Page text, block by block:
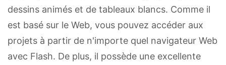
dessins animés et de tableaux blancs. Comme il
est basé sur le Web, vous pouvez accéder aux
projets à partir de n'importe quel navigateur Web
avec Flash. De plus, il possède une excellente